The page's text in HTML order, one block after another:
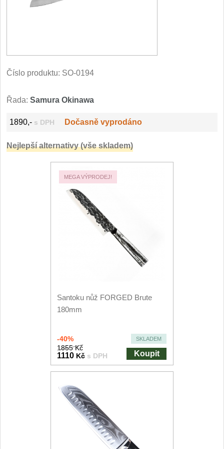
Vykosťovací nože 41
Steakové nože
Plátkovací nože 27
Porcovací nože 2
57
Kuchyňské příslušenství
Nože s pevnou čepelí
Číslo produktu: SO-0194
Řada: Samura Okinawa
1890,- s DPH Dočasně vyprodáno
Nejlepší alternativy (vše skladem)
MEGA VÝPRODEJ!
Santoku nůž FORGED Brute
180mm
-40% SKLADEM
1855 Kč
1110 Kč s DPH Koupit